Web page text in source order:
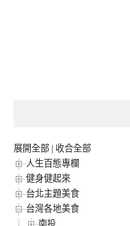
展開全部 | 收合全部
人生百態專欄
健身健起來
台北主題美食
台灣各地美食
南投